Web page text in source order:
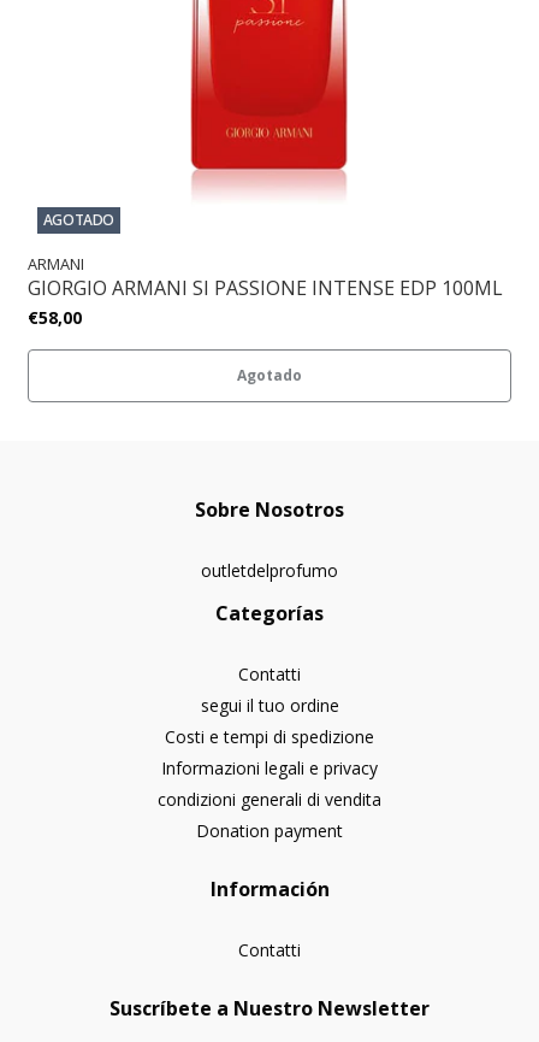
AGOTADO
ARMANI
GIORGIO ARMANI SI PASSIONE INTENSE EDP 100ML
€58,00
Agotado
Sobre Nosotros
outletdelprofumo
Categorías
Contatti
segui il tuo ordine
Costi e tempi di spedizione
Informazioni legali e privacy
condizioni generali di vendita
Donation payment
Información
Contatti
Suscríbete a Nuestro Newsletter